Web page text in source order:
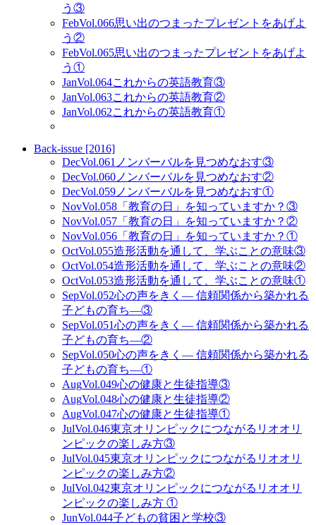
う③
FebVol.066思い出のつまったプレゼントをあげよ
う②
FebVol.065思い出のつまったプレゼントをあげよ
う①
JanVol.064これからの英語教育③
JanVol.063これからの英語教育②
JanVol.062これからの英語教育①
Back-issue [2016]
DecVol.061 ノンバーバルを見つめなおす③
DecVol.060 ノンバーバルを見つめなおす②
DecVol.059 ノンバーバルを見つめなおす①
NovVol.058 「教育の日」を知っていますか？③
NovVol.057 「教育の日」を知っていますか？②
NovVol.056 「教育の日」を知っていますか？①
OctVol.055造形活動を通して、学ぶことの意味③
OctVol.054造形活動を通して、学ぶことの意味②
OctVol.053造形活動を通して、学ぶことの意味①
SepVol.052心の声をきく— 信頼関係から築かれる
子どもの育ち—③
SepVol.051心の声をきく— 信頼関係から築かれる
子どもの育ち—②
SepVol.050心の声をきく— 信頼関係から築かれる
子どもの育ち—①
AugVol.049心の健康と生徒指導③
AugVol.048心の健康と生徒指導②
AugVol.047心の健康と生徒指導①
JulVol.046東京オリンピックにつながるリオオリ
ンピックの楽しみ方③
JulVol.045東京オリンピックにつながるリオオリ
ンピックの楽しみ方②
JulVol.042東京オリンピックにつながるリオオリ
ンピックの楽しみ方 ①
JunVol.044子どもの貧困と学校③